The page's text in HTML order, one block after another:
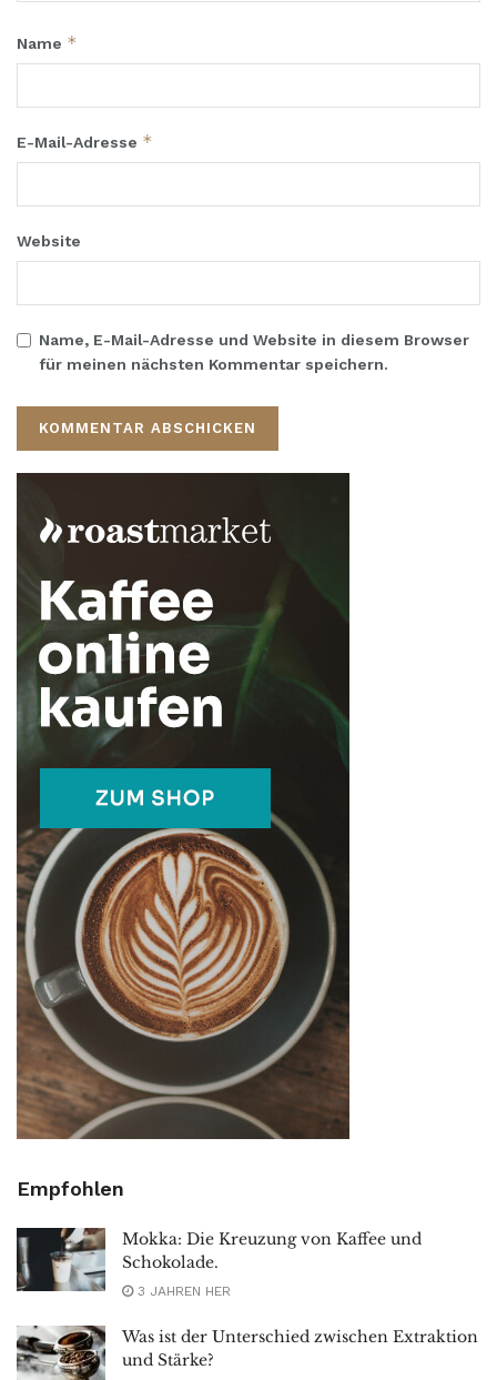
Name *
E-Mail-Adresse *
Website
Name, E-Mail-Adresse und Website in diesem Browser
für meinen nächsten Kommentar speichern.
Empfohlen
Mokka: Die Kreuzung von Kaffee und
Schokolade.
3 JAHREN HER
Was ist der Unterschied zwischen Extraktion
und Stärke?